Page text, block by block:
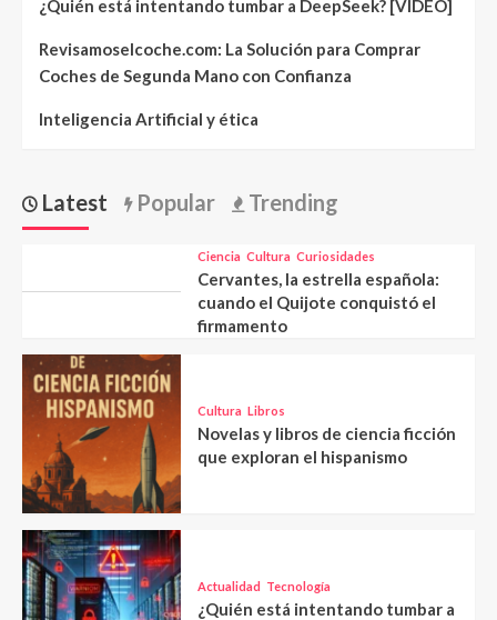
¿Quién está intentando tumbar a DeepSeek? [VIDEO]
Revisamoselcoche.com: La Solución para Comprar
Coches de Segunda Mano con Confianza
Inteligencia Artificial y ética
Latest Popular Trending
Ciencia Cultura Curiosidades
Cervantes, la estrella española:
cuando el Quijote conquistó el
firmamento
Cultura Libros
Novelas y libros de ciencia ficción
que exploran el hispanismo
Actualidad Tecnología
¿Quién está intentando tumbar a